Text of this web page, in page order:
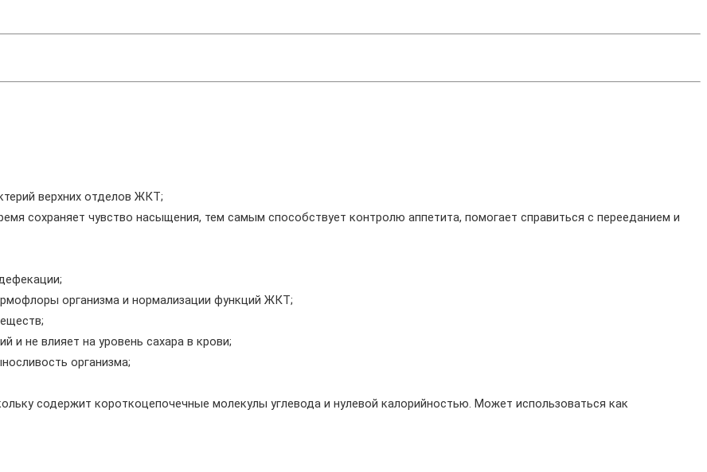
верхних отделов ЖКТ;
сохраняет чувство насыщения, тем самым способствует контролю аппетита, помогает справиться с перееданием и
организма и нормализации функций ЖКТ;
и не влияет на уровень сахара в крови;
организма;
содержит короткоцепочечные молекулы углевода и нулевой калорийностью. Может использоваться как